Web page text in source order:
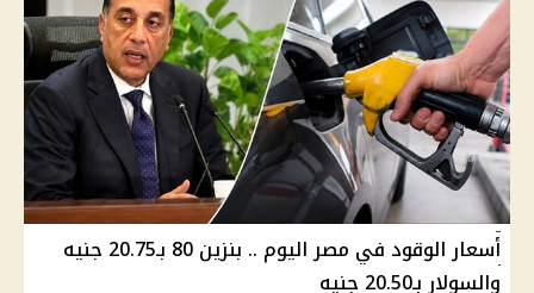
أسعار الوقود في مصر اليوم .. بنزين 80 بـ20.75 جنيه
والسولار بـ20.50 جنيه